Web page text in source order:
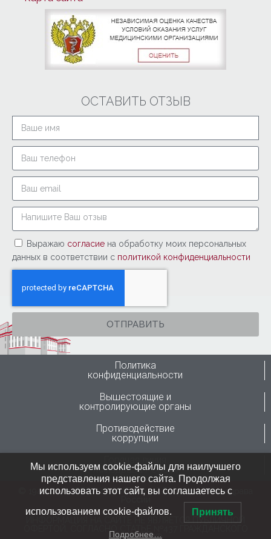
ОСТАВИТЬ ОТЗЫВ
Выражаю согласие на обработку моих персональных
данных в соответствии с политикой конфиденциальности
ОТПРАВИТЬ
Политика
конфиденциальности
Вышестоящие и
контролирующие органы
Противодействие
коррупции
Горячая линия
Минздрава России
© 1946-2024 ФГБУ “ННИИТО им. Я.Л.Цивьяна” Минздрава
ИНФОРМАЦИЯ НА САЙТЕ НЕ ЯВЛЯЕТСЯ ПУБЛИЧНОЙ
ОФЕРТОЙ, СОГЛАСНО СТАТЬЕ №437 ГРАЖДАНСКОГО
Мы используем cookie-файлы для наилучшего
представления нашего сайта. Продолжая
использовать этот сайт, вы соглашаетесь с
использованием cookie-файлов. Принять
Подробнее…